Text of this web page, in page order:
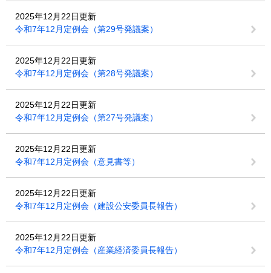
2025年12月22日更新
令和7年12月定例会（第29号発議案）
2025年12月22日更新
令和7年12月定例会（第28号発議案）
2025年12月22日更新
令和7年12月定例会（第27号発議案）
2025年12月22日更新
令和7年12月定例会（意見書等）
2025年12月22日更新
令和7年12月定例会（建設公安委員長報告）
2025年12月22日更新
令和7年12月定例会（産業経済委員長報告）